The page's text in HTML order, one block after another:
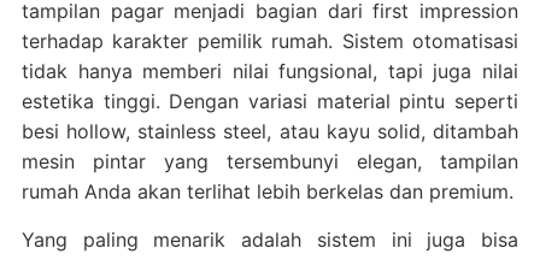
tampilan pagar menjadi bagian dari first impression
terhadap karakter pemilik rumah. Sistem otomatisasi
tidak hanya memberi nilai fungsional, tapi juga nilai
estetika tinggi. Dengan variasi material pintu seperti
besi hollow, stainless steel, atau kayu solid, ditambah
mesin pintar yang tersembunyi elegan, tampilan
rumah Anda akan terlihat lebih berkelas dan premium.
Yang paling menarik adalah sistem ini juga bisa